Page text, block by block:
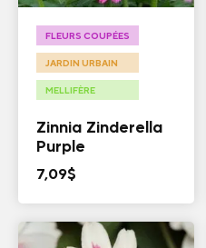
FLEURS COUPÉES
JARDIN URBAIN
MELLIFÈRE
Zinnia Zinderella
Purple
7,09$